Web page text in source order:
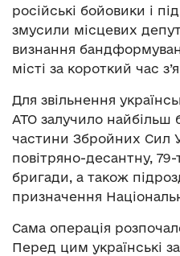
російські бойовики і
змусили місцевих
визнання
місті за короткий час
Для звільнення
АТО залучило найбільш
частини Збройних Сил
повітряно-десантну, 79-
бригади, а також
призначення
Сама операція
Перед цим українські